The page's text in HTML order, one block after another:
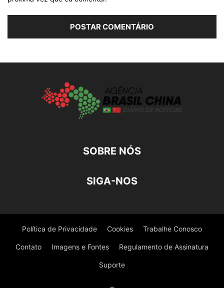
SOBRE NÓS
SIGA-NOS
Política de Privacidade Cookies Trabalhe Conosco
Contato Imagens e Fontes Regulamento de Assinatura
Suporte